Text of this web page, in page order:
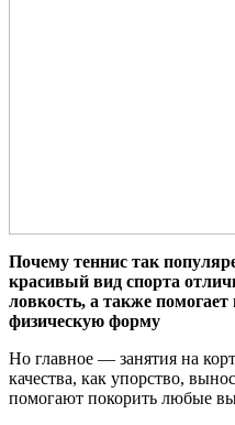
Почему теннис так
красивый вид спорта
ловкость, а также
физическую форму
Но главное — занятия на
качества, как упорство,
помогают покорить любые